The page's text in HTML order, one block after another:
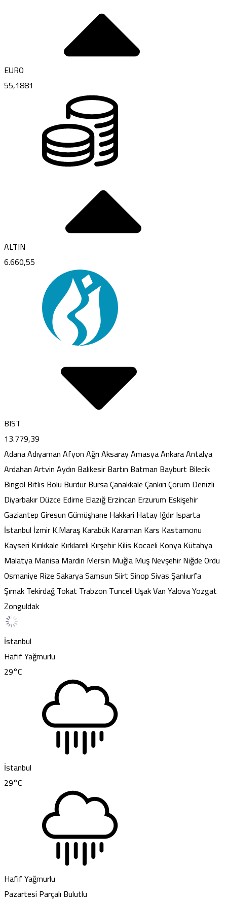
EURO
55,1881
ALTIN
6.660,55
BIST
13.779,39
AdanaAdıyamanAfyonAğrıAksarayAmasyaAnkaraAntalya
ArdahanArtvinAydın BalıkesirBartın Batman Bayburt Bilecik
Bingöl Bitlis Bolu BurdurBursaÇanakkaleÇankırıÇorum Denizli
DiyarbakırDüzce Edirne ElazığErzincan Erzurum Eskişehir
GaziantepGiresunGümüşhane Hakkari HatayIğdırIsparta
İstanbul İzmirK.MaraşKarabükKaraman Kars Kastamonu
Kayseri Kırıkkale Kırklareli KırşehirKilis Kocaeli KonyaKütahya
MalatyaManisaMardin Mersin MuğlaMuşNevşehirNiğdeOrdu
Osmaniye RizeSakaryaSamsunSiirtSinopSivasŞanlıurfa
ŞırnakTekirdağTokat Trabzon TunceliUşakVanYalovaYozgat
Zonguldak
İstanbul
Hafif Yağmurlu
29°C
İstanbul
29°C
Hafif Yağmurlu
Pazartesi Parçalı Bulutlu